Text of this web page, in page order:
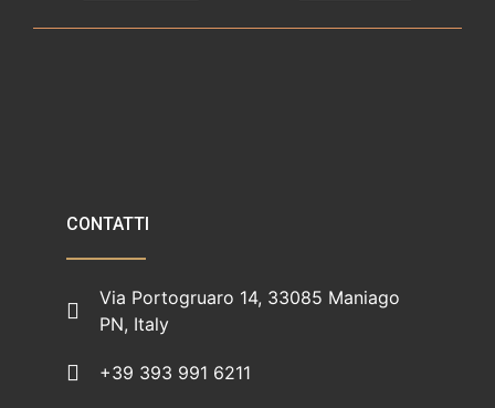
CONTATTI
Via Portogruaro 14, 33085 Maniago
PN, Italy
+39 393 991 6211